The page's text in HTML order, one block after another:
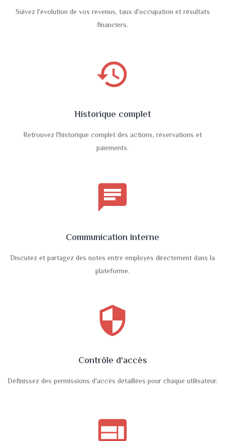
Suivez l'évolution de vos revenus, taux d'occupation et résultats
financiers.
history
Historique complet
Retrouvez l'historique complet des actions, réservations et
paiements.
chat
Communication interne
Discutez et partagez des notes entre employés directement dans la
plateforme.
security
Contrôle d'accès
Définissez des permissions d'accès détaillées pour chaque utilisateur.
web